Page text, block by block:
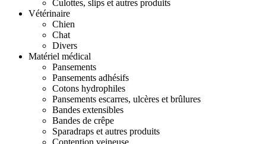
Culottes, slips et autres produits
Vétérinaire
Chien
Chat
Divers
Matériel médical
Pansements
Pansements adhésifs
Cotons hydrophiles
Pansements escarres, ulcères et brûlures
Bandes extensibles
Bandes de crêpe
Sparadraps et autres produits
Contention veineuse